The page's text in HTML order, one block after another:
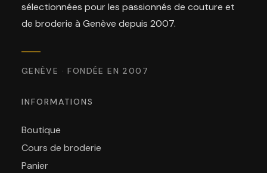
sélectionnées pour les passionnés de couture et
de broderie à Genève depuis 2007.
GENÈVE · FONDÉE EN 2007
INFORMATIONS
Boutique
Cours de broderie
Panier